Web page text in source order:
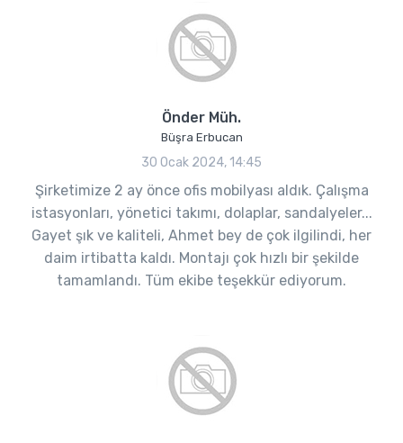
Önder Müh.
Büşra Erbucan
30 Ocak 2024, 14:45
Şirketimize 2 ay önce ofis mobilyası aldık. Çalışma
istasyonları, yönetici takımı, dolaplar, sandalyeler...
Gayet şık ve kaliteli, Ahmet bey de çok ilgilindi, her
daim irtibatta kaldı. Montajı çok hızlı bir şekilde
tamamlandı. Tüm ekibe teşekkür ediyorum.